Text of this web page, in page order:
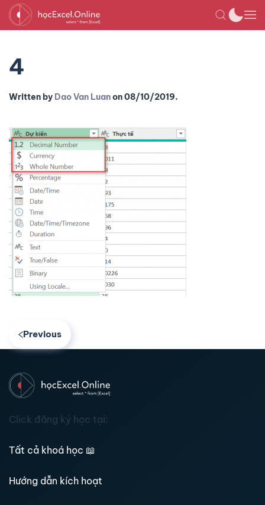
4
Written by Dao Van Luanon08/10/2019.
Previous
Click đăng ký học tại:
Tất cả khoá học 📖
Hướng dẫn kích hoạt